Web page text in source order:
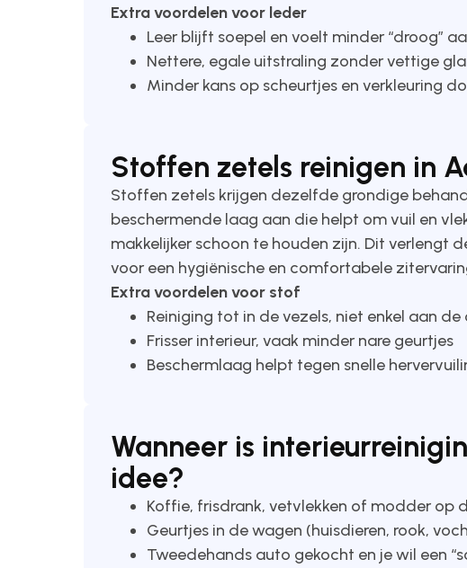
Extra voordelen voor leder
Leer blijft soepel en voelt minder “droog”
Nettere, egale uitstraling zonder vettige
Minder kans op scheurtjes en verkleuring
Stoffen zetels reinigen in
Stoffen zetels krijgen dezelfde grondige
beschermende laag aan die helpt om vuil en
makkelijker schoon te houden zijn. Dit verlengt
voor een hygiënische en comfortabele
Extra voordelen voor stof
Reiniging tot in de vezels, niet enkel aan
Frisser interieur, vaak minder nare geurtjes
Beschermlaag helpt tegen snelle
Wanneer is
idee?
Koffie, frisdrank, vetvlekken of modder op
Geurtjes in de wagen (huisdieren, rook,
Tweedehands auto gekocht en je wil een